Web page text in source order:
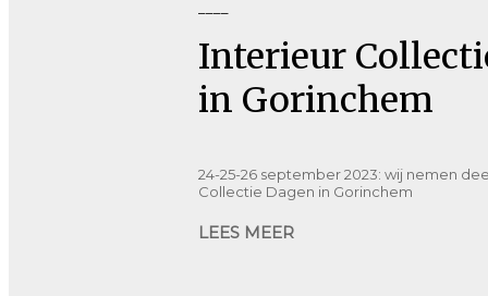
Interieur
in Gorinchem
24-25-26 september 2023: wij nemen
Collectie Dagen in Gorinchem
LEES MEER